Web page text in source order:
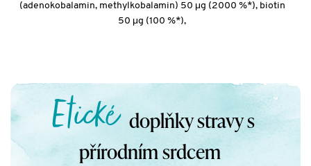
(adenokobalamin, methylkobalamin) 50 μg (2000 %*), biotin
50 μg (100 %*),
Etickédoplňky stravy s
přírodním srdcem